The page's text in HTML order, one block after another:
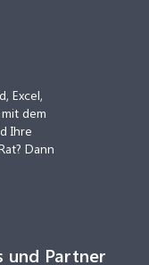
Excel,
dem
Ihre
Dann
und Partner